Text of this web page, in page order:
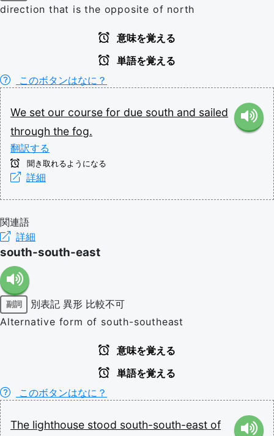
direction that is the opposite of north
意味を覚える
単語を覚える
このボタンはなに？
We set our course for due south and sailed
through the fog.
翻訳する
聞き取れるようになる
詳細
関連語
詳細
south-south-east
副詞 別表記 異形 比較不可
Alternative form of south-southeast
意味を覚える
単語を覚える
このボタンはなに？
The lighthouse stood south-south-east of